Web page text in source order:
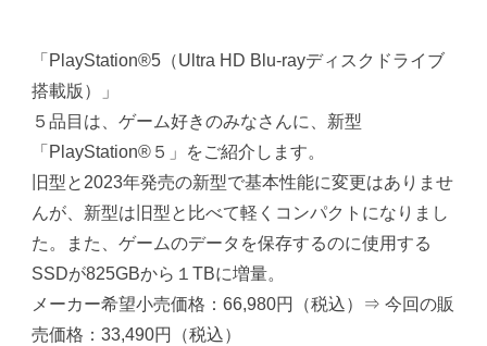
「PlayStation®5（Ultra HD Blu-rayディスクドライブ
搭載版）」
５品目は、ゲーム好きのみなさんに、新型
「PlayStation®５」をご紹介します。
旧型と2023年発売の新型で基本性能に変更はありませ
んが、新型は旧型と比べて軽くコンパクトになりまし
た。また、ゲームのデータを保存するのに使用する
SSDが825GBから１TBに増量。
メーカー希望小売価格：66,980円（税込）⇒ 今回の販
売価格：33,490円（税込）